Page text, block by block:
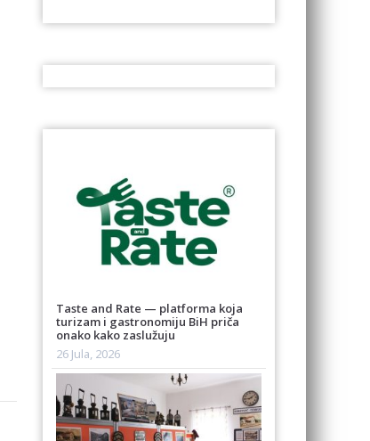
Taste and Rate — platforma koja
turizam i gastronomiju BiH priča
onako kako zaslužuju
26 Jula, 2026